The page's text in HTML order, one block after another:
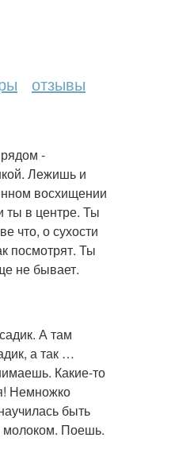
отзывы
-
Лежишь и
восхищении
ты в центре. Ты
что, о сухости
посмотрят. Ты
не бывает.
А там
а так …
Какие-то
Немножко
быть
молоком. Поешь.